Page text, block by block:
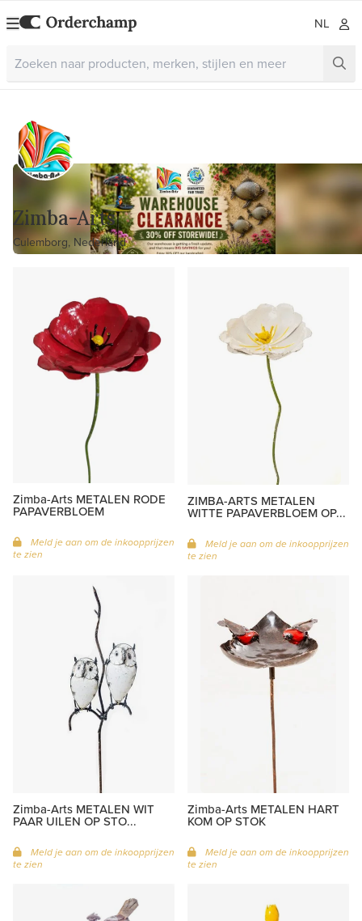
NL
Zimba-Arts
Culemborg, Nederland
Zimba-Arts METALEN RODE
PAPAVERBLOEM
Meld je aan om de inkoopprijzen
te zien
ZIMBA-ARTS METALEN
WITTE PAPAVERBLOEM OP...
Meld je aan om de inkoopprijzen
te zien
Zimba-Arts METALEN WIT
PAAR UILEN OP STO...
Meld je aan om de inkoopprijzen
te zien
Zimba-Arts METALEN HART
KOM OP STOK
Meld je aan om de inkoopprijzen
te zien